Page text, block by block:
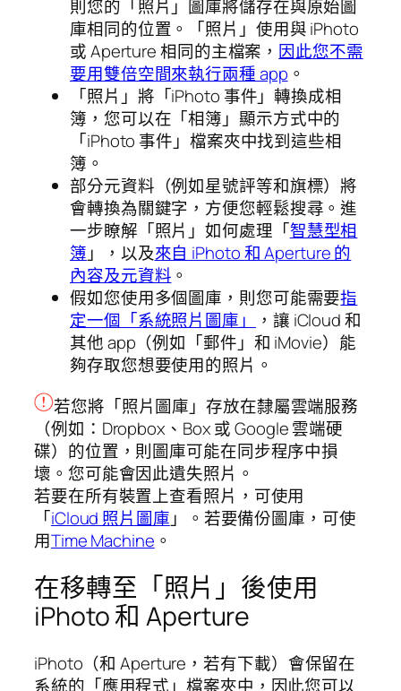
則您的「照片」圖庫將儲存在與原始圖
庫相同的位置。「照片」使用與 iPhoto
或 Aperture 相同的主檔案， 因此您不需
要用雙倍空間來執行兩種 app 。
「照片」將「iPhoto 事件」轉換成相
簿，您可以在「相簿」顯示方式中的
「iPhoto 事件」檔案夾中找到這些相
簿。
部分元資料（例如星號評等和旗標）將
會轉換為關鍵字，方便您輕鬆搜尋。進
一步瞭解「照片」如何處理「智慧型相
簿 」，以及來自 iPhoto 和 Aperture 的
內容及元資料 。
假如您使用多個圖庫，則您可能需要指
定一個「系統照片圖庫」
，讓 iCloud 和
其他 app（例如「郵件」和 iMovie）能
夠存取您想要使用的照片。
若您將「照片圖庫」存放在隸屬雲端服務
（例如：Dropbox、Box 或 Google 雲端硬
碟）的位置，則圖庫可能在同步程序中損
壞。您可能會因此遺失照片。
若要在所有裝置上查看照片，可使用
「iCloud 照片圖庫」。若要備份圖庫，可使
用Time Machine 。
在移轉至「照片」後使用
iPhoto 和 Aperture
iPhoto（和 Aperture，若有下載）會保留在
系統的「應用程式」檔案夾中，因此您可以